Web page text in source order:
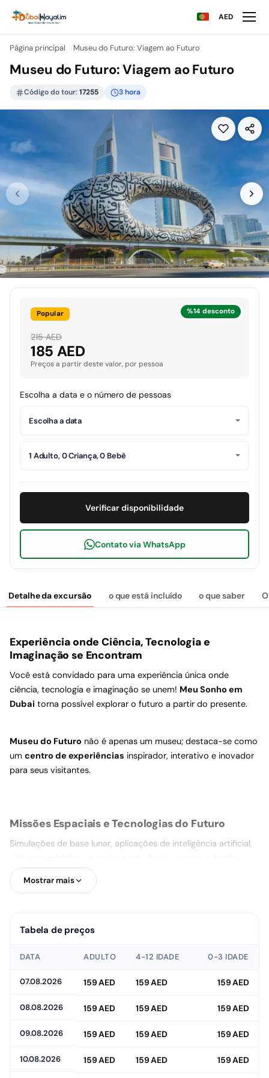
AED
Página principal Museu do Futuro: Viagem ao Futuro
Museu do Futuro: Viagem ao Futuro
Código do tour:17255 3 hora
Detalhe da excursão o que está incluído o que saber
Experiência onde Ciência, Tecnologia e
Imaginação se Encontram
Você está convidado para uma experiência única onde
ciência, tecnologia e imaginação se unem! Meu Sonho em
Dubai torna possível explorar o futuro a partir do presente.
Museu do Futuro não é apenas um museu; destaca-se como
um centro de experiências inspirador, interativo e inovador
para seus visitantes.
Missões Espaciais e Tecnologias do Futuro
Simulações de base lunar, aplicações de inteligência artificial,
científica se torna realidade, e os visitantes têm a
oportunidade de vivenciar as tecnologias do futuro em
Área da Mente, Emoções e Corpo
Conheça de perto as abordagens futuristas de saúde mental
com áreas de relaxamento mental e tecnologias de
Mostrar mais
Tabela de preços
DATA ADULTO 4-12 IDADE 0-3 IDADE
07.08.2026 159 AED 159 AED 159 AED
08.08.2026 159 AED 159 AED 159 AED
09.08.2026 159 AED 159 AED 159 AED
10.08.2026 159 AED 159 AED 159 AED
%14 desconto
Popular
215 AED
185 AED
Preços a partir deste valor, por pessoa
Escolha a data e o número de pessoas
Escolha a data
1 Adulto, 0 Criança, 0 Bebê
Verificar disponibilidade
Contato via WhatsApp